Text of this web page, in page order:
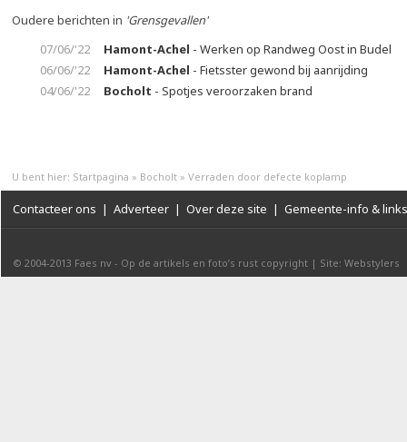
Oudere berichten in 'Grensgevallen'
07/06/'22
Hamont-Achel - Werken op Randweg Oost in Budel
06/06/'22
Hamont-Achel - Fietsster gewond bij aanrijding
04/06/'22
Bocholt - Spotjes veroorzaken brand
U bent hier: Startpagina » Bocholt » Verraden door defecte koplamp
Contacteer ons | Adverteer | Over deze site | Gemeente-info & links
© 2004-2013 Faes nv - Op de artikels en foto’s rust copyright | Site: Webstylers